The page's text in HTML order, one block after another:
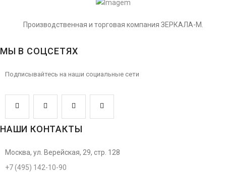
Производственная и торговая компания ЗЕРКАЛА-М.
МЫ В СОЦСЕТЯХ
Подписывайтесь на наши социальные сети
НАШИ КОНТАКТЫ
Москва, ул. Верейская, 29, стр. 128
+7 (495) 142-10-90